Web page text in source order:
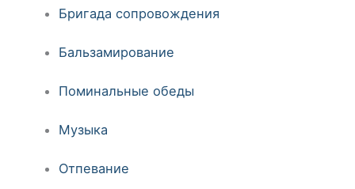
Бригада сопровождения
Бальзамирование
Поминальные обеды
Музыка
Отпевание